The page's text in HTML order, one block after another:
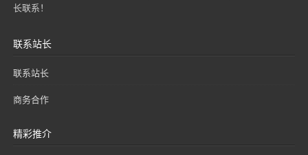
长联系！
联系站长
联系站长
商务合作
精彩推介